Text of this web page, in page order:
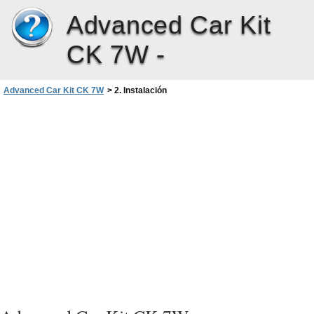
Advanced Car Kit
CK 7W -
Advanced Car Kit CK 7W > 2. Instalación